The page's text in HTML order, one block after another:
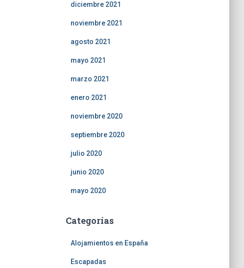
diciembre 2021
noviembre 2021
agosto 2021
mayo 2021
marzo 2021
enero 2021
noviembre 2020
septiembre 2020
julio 2020
junio 2020
mayo 2020
Categorías
Alojamientos en España
Escapadas